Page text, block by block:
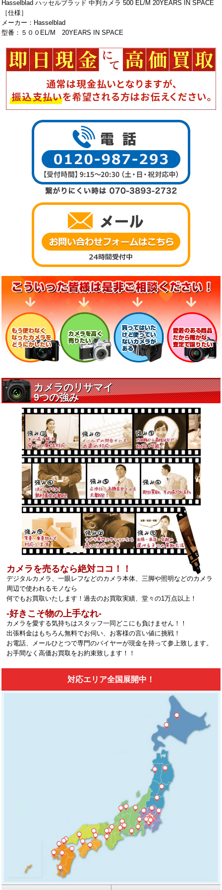
Hasselblad ハッセルブラッド 中判カメラ 500 EL/M 20YEARS IN SPACE
［仕様］
メーカー：Hasselblad
型番：５００EL/M 20YEARS IN SPACE
カメラを売るなら絶対ココ！！
デジタルカメラ、一眼レフなどのカメラ本体、三脚や照明などのカメラ
周辺で使われるモノなら
何でもお買取いたします！過去のお買取実績、堂々の1万点以上！
‐好きこそ物の上手なれ‐
カメラを愛する気持ちはスタッフ一同どこにも負けません！！
出張料金はもちろん無料でお伺い、お客様の言い値に挑戦！
お電話、メールひとつで専門のバイヤーが現金を持って参上致します。
お手間なく高価お買取をお約束致します！！
対応エリア全国展開中！